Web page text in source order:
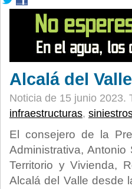
Alcalá del
Noticia de 15 junio 2023.
infraestructuras,
El consejero de la
Administrativa,
Territorio y Vivienda,
Alcalá del Valle desde